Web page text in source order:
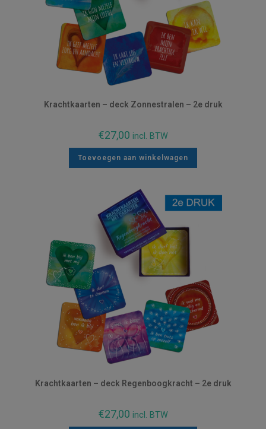
Krachtkaarten – deck Zonnestralen – 2e druk
€27,00 incl. BTW
Toevoegen aan winkelwagen
Krachtkaarten – deck Regenboogkracht – 2e druk
€27,00 incl. BTW